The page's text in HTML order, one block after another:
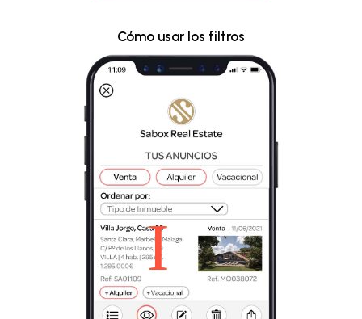
Cómo usar los filtros